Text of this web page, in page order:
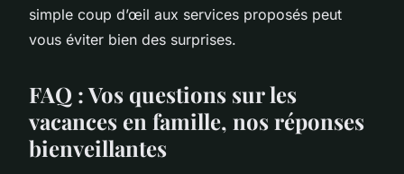
simple coup d’œil aux services proposés peut
vous éviter bien des surprises.
FAQ : Vos questions sur les
vacances en famille, nos réponses
bienveillantes